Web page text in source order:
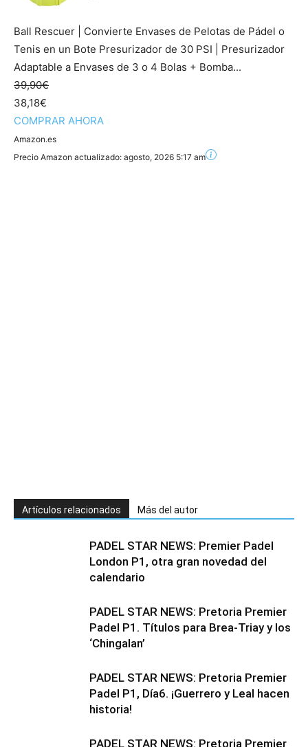
Ball Rescuer | Convierte Envases de Pelotas de Pádel o
Tenis en un Bote Presurizador de 30 PSI | Presurizador
Adaptable a Envases de 3 o 4 Bolas + Bomba...
39,90€
38,18€
COMPRAR AHORA
Amazon.es
Precio Amazon actualizado: agosto, 2026 5:17 am
Artículos relacionados Más del autor
PADEL STAR NEWS: Premier Padel
London P1, otra gran novedad del
calendario
PADEL STAR NEWS: Pretoria Premier
Padel P1. Títulos para Brea-Triay y los
‘Chingalan’
PADEL STAR NEWS: Pretoria Premier
Padel P1, Día6. ¡Guerrero y Leal hacen
historia!
PADEL STAR NEWS: Pretoria Premier